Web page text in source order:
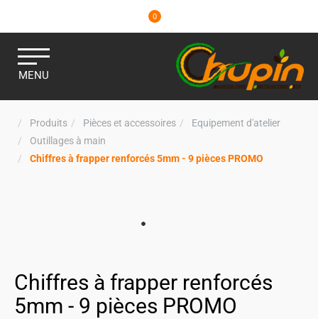
0
MENU
Produits Pièces et accessoires
Equipement d'atelier
Outillages à main
Chiffres à frapper renforcés 5mm - 9 pièces PROMO
Chiffres à frapper renforcés
5mm - 9 pièces PROMO